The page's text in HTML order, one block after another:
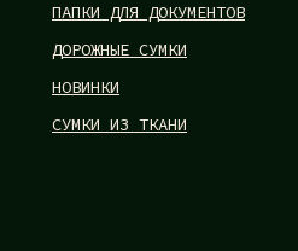
ПАПКИ ДЛЯ ДОКУМЕНТОВ
ДОРОЖНЫЕ СУМКИ
НОВИНКИ
СУМКИ ИЗ ТКАНИ